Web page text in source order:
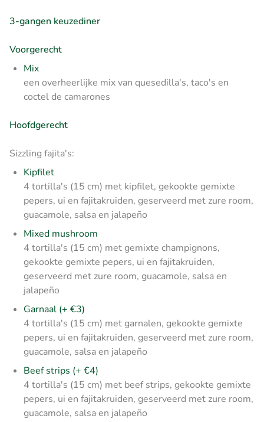
3-gangen keuzediner
Voorgerecht
Mix
een overheerlijke mix van quesedilla's, taco's en
coctel de camarones
Hoofdgerecht
Sizzling fajita's:
Kipfilet
4 tortilla's (15 cm) met kipfilet, gekookte gemixte
pepers, ui en fajitakruiden, geserveerd met zure room,
guacamole, salsa en jalapeño
Mixed mushroom
4 tortilla's (15 cm) met gemixte champignons,
gekookte gemixte pepers, ui en fajitakruiden,
geserveerd met zure room, guacamole, salsa en
jalapeño
Garnaal (+ €3)
4 tortilla's (15 cm) met garnalen, gekookte gemixte
pepers, ui en fajitakruiden, geserveerd met zure room,
guacamole, salsa en jalapeño
Beef strips (+ €4)
4 tortilla's (15 cm) met beef strips, gekookte gemixte
pepers, ui en fajitakruiden, geserveerd met zure room,
guacamole, salsa en jalapeño